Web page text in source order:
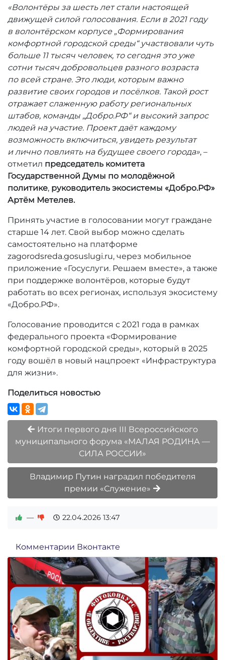
«Волонтёры за шесть лет стали настоящей
движущей силой голосования. Если в 2021 году
в волонтёрском корпусе „Формирования
комфортной городской среды“ участвовали чуть
больше 11 тысяч человек, то сегодня это уже
сотни тысяч добровольцев разного возраста
по всей стране. Это люди, которым важно
развитие своих городов и посёлков. Такой рост
отражает слаженную работу региональных
штабов, команды „Добро.РФ“ и высокий запрос
людей на участие. Проект даёт каждому
возможность включиться, увидеть результат
и лично повлиять на будущее своего города», –
отметил председатель комитета
Государственной Думы по молодёжной
политике, руководитель экосистемы «Добро.РФ»
Артём Метелев.
Принять участие в голосовании могут граждане
старше 14 лет. Свой выбор можно сделать
самостоятельно на платформе
zagorodsreda.gosuslugi.ru, через мобильное
приложение «Госуслуги. Решаем вместе», а также
при поддержке волонтёров, которые будут
работать во всех регионах, используя экосистему
«Добро.РФ».
Голосование проводится с 2021 года в рамках
федерального проекта «Формирование
комфортной городской среды», который в 2025
году вошёл в новый нацпроект «Инфраструктура
для жизни».
Поделиться новостью
Итоги первого дня III Всероссийского
муниципального форума «МАЛАЯ РОДИНА —
СИЛА РОССИИ»
Владимир Путин наградил победителя
премии «Служение»
— 22.04.2026 13:47
Комментарии Вконтакте